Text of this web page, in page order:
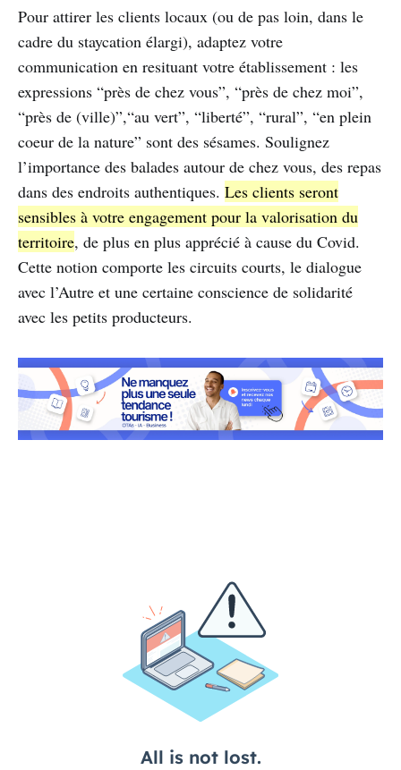
Pour attirer les clients locaux (ou de pas loin, dans le
cadre du staycation élargi), adaptez votre
communication en resituant votre établissement : les
expressions “près de chez vous”, “près de chez moi”,
“près de (ville)”,“au vert”, “liberté”, “rural”, “en plein
coeur de la nature” sont des sésames. Soulignez
l’importance des balades autour de chez vous, des repas
dans des endroits authentiques. Les clients seront
sensibles à votre engagement pour la valorisation du
territoire, de plus en plus apprécié à cause du Covid.
Cette notion comporte les circuits courts, le dialogue
avec l’Autre et une certaine conscience de solidarité
avec les petits producteurs.